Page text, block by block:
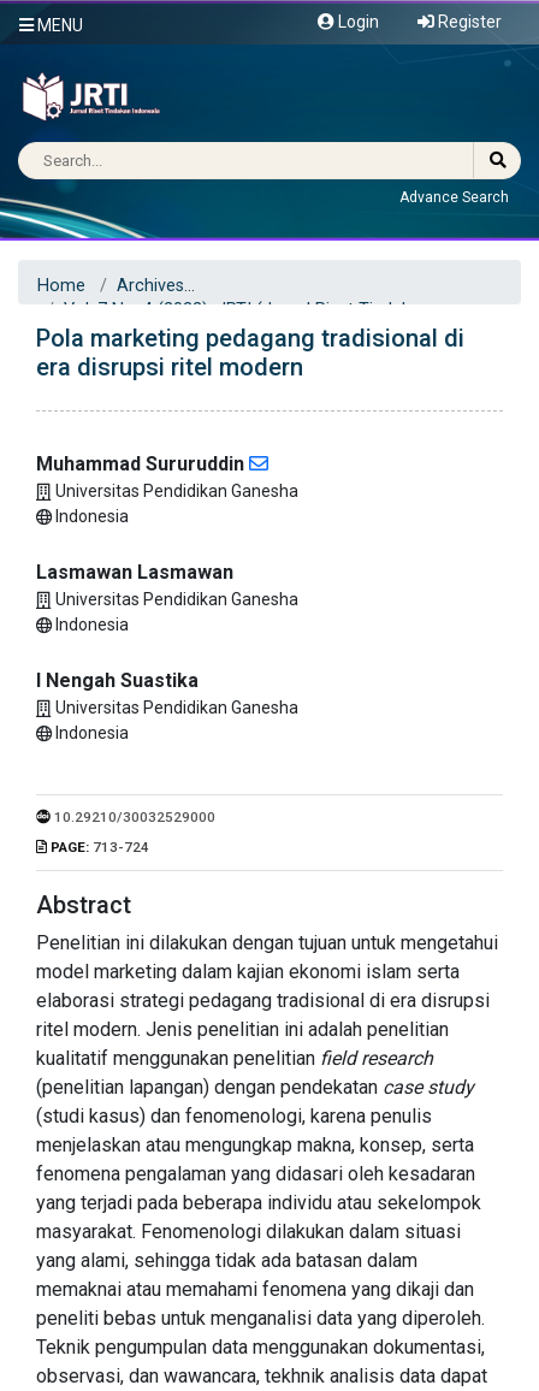
MENU Login Register
Advance Search
Home
Archives
Vol. 7 No. 4 (2022): JRTI (Jurnal Riset Tindakan
Indonesia)
Articles
Pola marketing pedagang tradisional di
era disrupsi ritel modern
Muhammad Sururuddin
Universitas Pendidikan Ganesha
Indonesia
Lasmawan Lasmawan
Universitas Pendidikan Ganesha
Indonesia
I Nengah Suastika
Universitas Pendidikan Ganesha
Indonesia
10.29210/30032529000
PAGE: 713-724
Abstract
Penelitian ini dilakukan dengan tujuan untuk mengetahui
model marketing dalam kajian ekonomi islam serta
elaborasi strategi pedagang tradisional di era disrupsi
ritel modern. Jenis penelitian ini adalah penelitian
kualitatif menggunakan penelitian field research
(penelitian lapangan) dengan pendekatan case study
(studi kasus) dan fenomenologi, karena penulis
menjelaskan atau mengungkap makna, konsep, serta
fenomena pengalaman yang didasari oleh kesadaran
yang terjadi pada beberapa individu atau sekelompok
masyarakat. Fenomenologi dilakukan dalam situasi
yang alami, sehingga tidak ada batasan dalam
memaknai atau memahami fenomena yang dikaji dan
peneliti bebas untuk menganalisi data yang diperoleh.
Teknik pengumpulan data menggunakan dokumentasi,
observasi, dan wawancara, tekhnik analisis data dapat